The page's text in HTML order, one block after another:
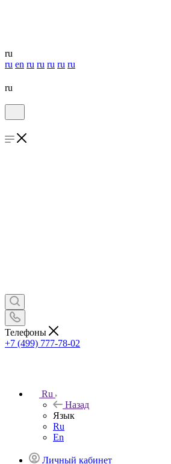
ru
ru en ru ru ru ru ru
ru
Телефоны
+7 (499) 777-78-02
Ru
Назад
Язык
Ru
En
Личный кабинет